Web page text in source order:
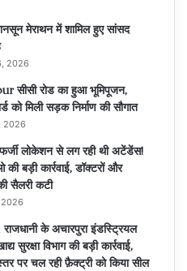
मेराथन में शामिल हुए सांसद
2026
सीसी रोड का हुआ भूमिपूजन,
को मिली सड़क निर्माण की सौगात
2026
लोकेशन से लग रही थी अटेंडेंस!
बड़ी कार्रवाई, डॉक्टरों और
सैलरी कटी
के अचारपुरा इंडस्ट्रियल
सुरक्षा विभाग की बड़ी कार्रवाई,
पर चल रही फ़ैक्ट्री को किया सील